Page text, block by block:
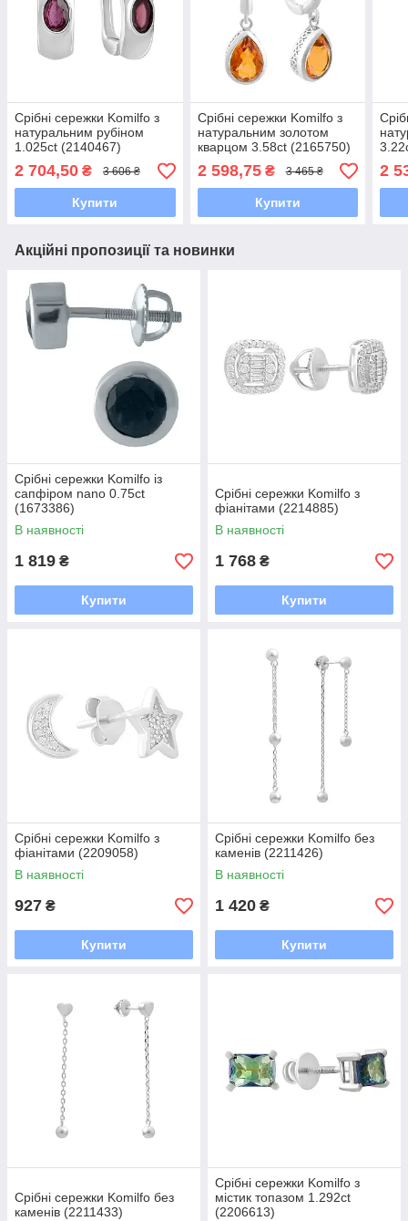
Срібні сережки Komilfo з
натуральним рубіном
1.025ct (2140467)
2 704,50 ₴ 3 606 ₴
Купити
Срібні сережки Komilfo з
натуральним золотом
кварцом 3.58ct (2165750)
2 598,75₴ 3 465 ₴
Купити
2
Акційні пропозиції та новинки
Срібні сережки Komilfo із
сапфіром nano 0.75ct
(1673386)
В наявності
1 819 ₴
Купити
Срібні сережки Komilfo з
фіанітами (2214885)
В наявності
1 768 ₴
Купити
Срібні сережки Komilfo з
фіанітами (2209058)
В наявності
927 ₴
Купити
Срібні сережки Komilfo без
каменів (2211426)
В наявності
1 420 ₴
Купити
Срібні сережки Komilfo без
каменів (2211433)
Срібні сережки Komilfo з
містик топазом 1.292ct
(2206613)